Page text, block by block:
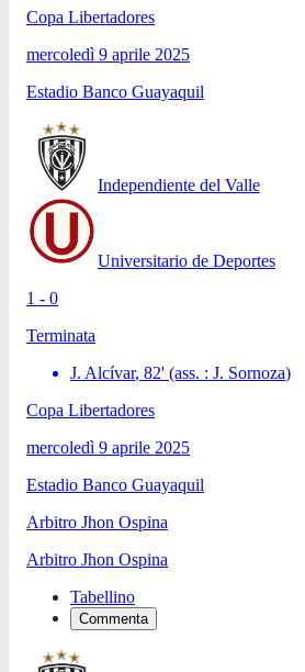
Copa Libertadores
mercoledì 9 aprile 2025
Estadio Banco Guayaquil
Independiente del Valle
Universitario de Deportes
1 - 0
Terminata
J. Alcívar, 82' (ass. : J. Sornoza)
Copa Libertadores
mercoledì 9 aprile 2025
Estadio Banco Guayaquil
Arbitro Jhon Ospina
Arbitro Jhon Ospina
Tabellino
Commenta